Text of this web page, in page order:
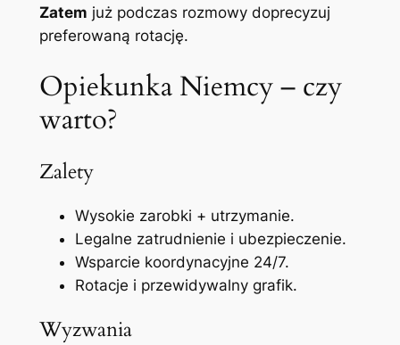
Zatem już podczas rozmowy doprecyzuj
preferowaną rotację.
Opiekunka Niemcy – czy
warto?
Zalety
Wysokie zarobki + utrzymanie.
Legalne zatrudnienie i ubezpieczenie.
Wsparcie koordynacyjne 24/7.
Rotacje i przewidywalny grafik.
Wyzwania